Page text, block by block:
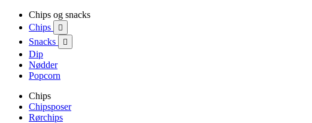
Chips og snacks
Chips

Snacks 
Dip
Nødder
Popcorn
Chips
Chipsposer
Rørchips